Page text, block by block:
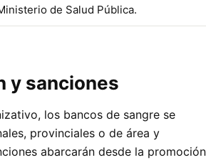
de Salud Pública.
y sanciones
los bancos de sangre se
provinciales o de área y
abarcarán desde la promoción